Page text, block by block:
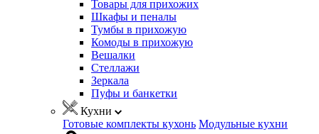
Товары для прихожих
Шкафы и пеналы
Тумбы в прихожую
Комоды в прихожую
Вешалки
Стеллажи
Зеркала
Пуфы и банкетки
Кухни
Готовые комплекты кухонь Модульные кухни